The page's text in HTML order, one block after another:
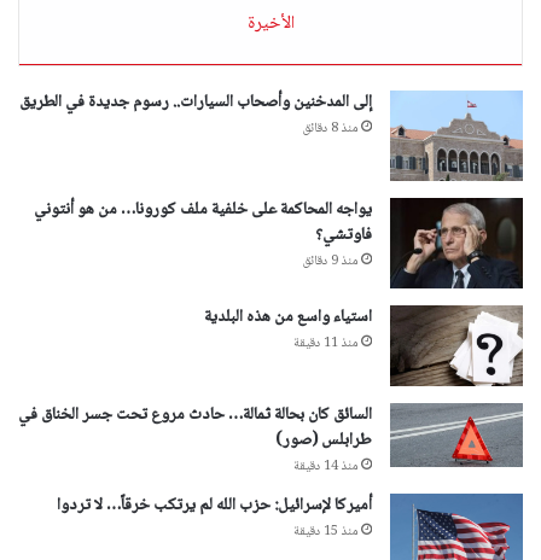
الأخيرة
إلى المدخنين وأصحاب السيارات.. رسوم جديدة في الطريق
منذ 8 دقائق
يواجه المحاكمة على خلفية ملف كورونا… من هو أنتوني
فاوتشي؟
منذ 9 دقائق
استياء واسع من هذه البلدية
منذ 11 دقيقة
السائق كان بحالة ثمالة… حادث مروع تحت جسر الخناق في
طرابلس (صور)
منذ 14 دقيقة
أميركا لإسرائيل: حزب الله لم يرتكب خرقاً… لا تردوا
منذ 15 دقيقة